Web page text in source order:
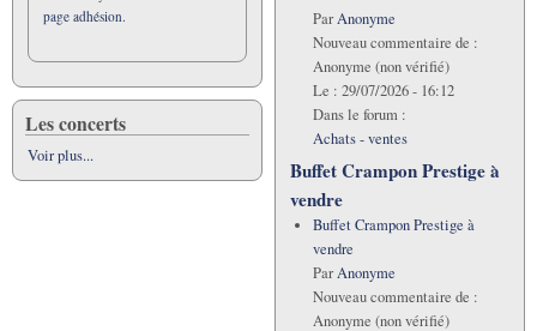
page adhésion.
Les concerts
Voir plus...
ParAnonyme
Nouveau commentaire de :
Anonyme (non vérifié)
Le : 29/07/2026 - 16:12
Dans le forum :
Achats - ventes
Buffet Crampon Prestige à
vendre
Buffet Crampon Prestige à
vendre
ParAnonyme
Nouveau commentaire de :
Anonyme (non vérifié)